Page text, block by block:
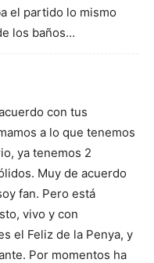
el partido lo mismo
los baños…
con tus
a lo que tenemos
ya tenemos 2
Muy de acuerdo
fan. Pero está
vivo y con
el Feliz de la Penya, y
Por momentos ha